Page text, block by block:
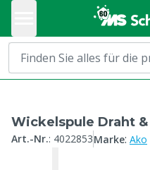
Wickelspule Draht
Art.-Nr.: 4022853Marke: Ako